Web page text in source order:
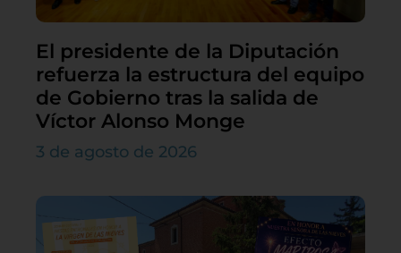
El presidente de la Diputación
refuerza la estructura del equipo
de Gobierno tras la salida de
Víctor Alonso Monge
3 de agosto de 2026